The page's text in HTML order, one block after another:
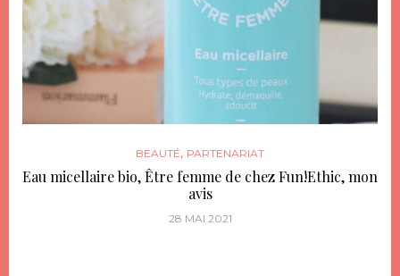
BEAUTÉ, PARTENARIAT
Eau micellaire bio, Être femme de chez Fun!Ethic, mon
avis
28 MAI 2021